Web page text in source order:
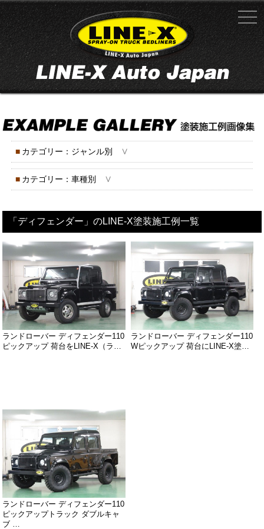
■ カテゴリー：ジャンル別 ∨
■ カテゴリー：車種別 ∨
「ディフェンダー」のLINE-X塗装施工例一覧
ランドローバー ディフェンダー110
ピックアップ 荷台をLINE-X（ラ…
ランドローバー ディフェンダー110
Wピックアップ 荷台にLINE-X塗…
ランドローバー ディフェンダー110
ピックアップトラック ダブルキャ
ブ …